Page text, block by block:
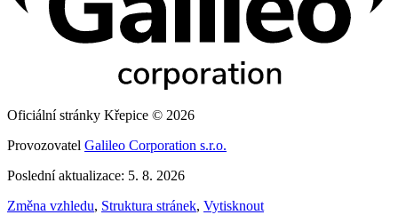
Oficiální stránky Křepice © 2026
Provozovatel Galileo Corporation s.r.o.
Poslední aktualizace: 5. 8. 2026
Změna vzhledu, Struktura stránek, Vytisknout